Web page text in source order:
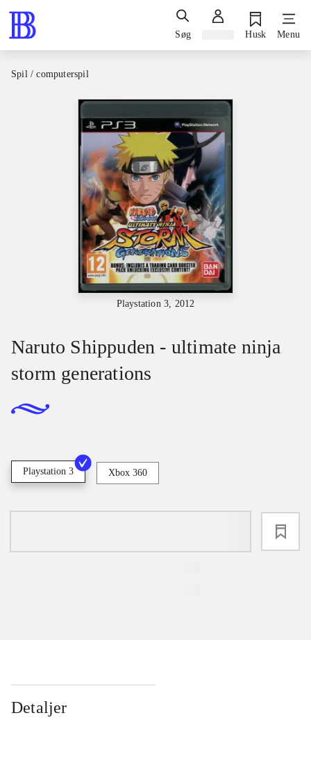
Søg Husk Menu
Spil / computerspil
Playstation 3, 2012
Naruto Shippuden - ultimate ninja
storm generations
Playstation 3 Xbox 360
Detaljer